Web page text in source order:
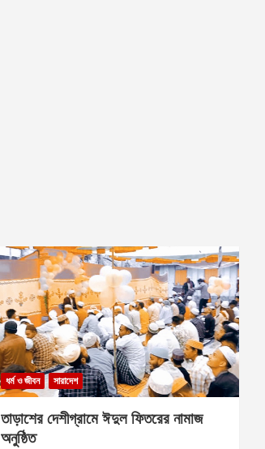
ধর্ম ও জীবন সারাদেশ
তাড়াশের দেশীগ্রামে ঈদুল ফিতরের নামাজ
অনুষ্ঠিত